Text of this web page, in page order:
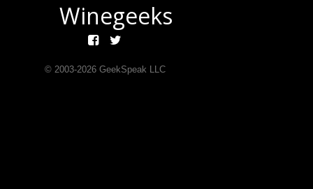
Winegeeks
© 2003-2026GeekSpeak LLC